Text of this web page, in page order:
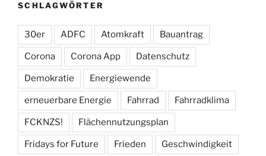
SCHLAGWÖRTER
30er ADFC Atomkraft Bauantrag
Corona Corona App Datenschutz
Demokratie Energiewende
erneuerbare Energie Fahrrad Fahrradklima
FCKNZS! Flächennutzungsplan
Fridays for Future Frieden Geschwindigkeit